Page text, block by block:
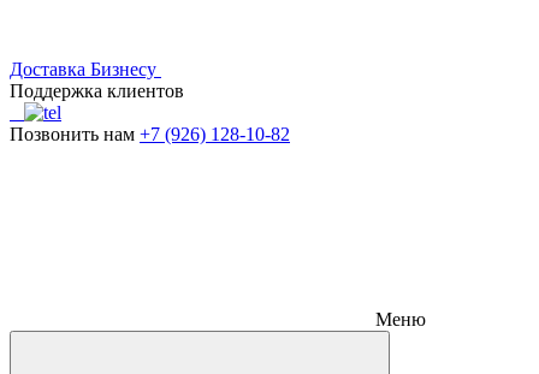
Доставка Бизнесу
Поддержка клиентов
Позвонить нам +7 (926) 128-10-82
Меню